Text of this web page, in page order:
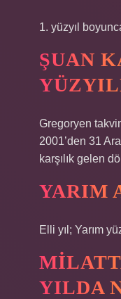
1. yüzyıl
ŞUAN
Gregoryen
2001’den 31
karşılık gelen
YARIM
Elli yıl; Yarım
YILDA